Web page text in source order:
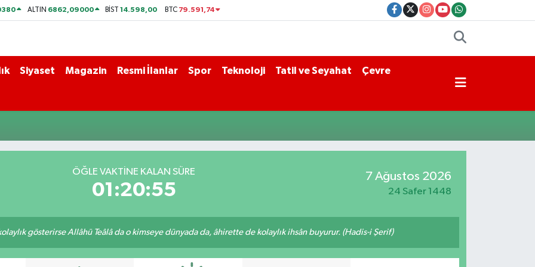
ALTIN 6862,09000 BİST14.598,00 BTC 79.591,74
Siyaset Magazin Resmi İlanlar Spor Teknoloji Tatil ve Seyahat Çevre
ÖĞLE VAKTİNE KALAN SÜRE
01:20:55
7 Ağustos 2026
24 Safer 1448
gösterirse Allâhü Teâlâ da o kimseye dünyada da, âhirette de kolaylık ihsân buyurur. (Hadis-i Şerif)